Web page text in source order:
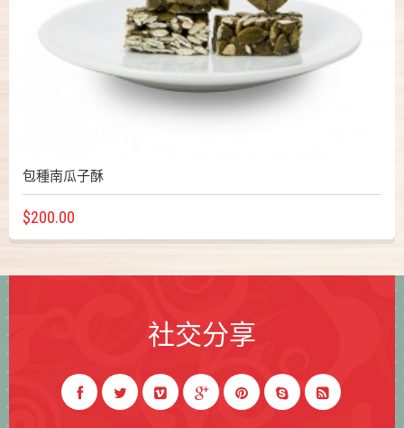
包種南瓜子酥
$200.00
社交分享